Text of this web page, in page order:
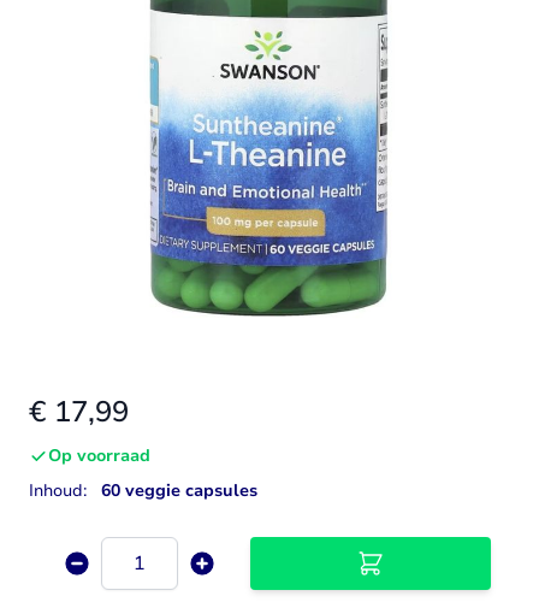
€ 17,99
Op voorraad
Inhoud:
60 veggie capsules
Aantal